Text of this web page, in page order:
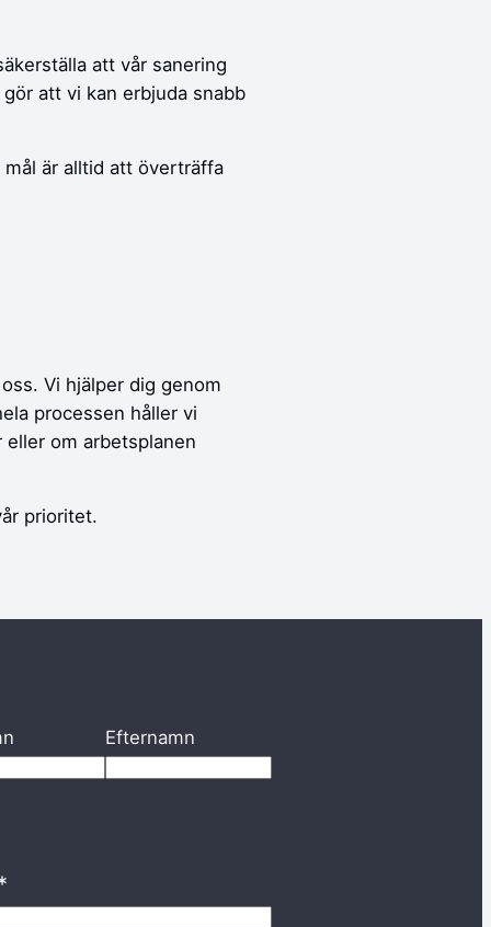
att vår sanering
att vi kan erbjuda snabb
mål är alltid att överträffa
Vi hjälper dig genom
processen håller vi
om arbetsplanen
prioritet.
Efternamn